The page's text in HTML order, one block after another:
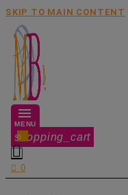
SKIP TO MAIN CONTENT
MENU
shopping_cart
0

 0